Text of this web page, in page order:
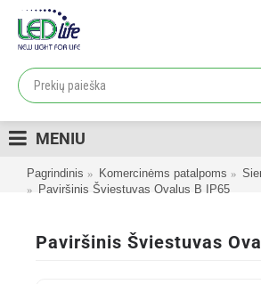
PRODUKTAI
LOJALUMO PROGRAMA
KATALOGAI
MENIU
Pagrindinis Komercinėms patalpoms
Paviršinis Šviestuvas Ovalus B IP65
Paviršinis Šviestuvas